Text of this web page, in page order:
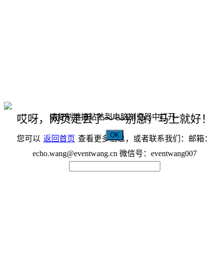
哎呀，网页走丢了～～别急，马上就好！
您可以 返回首页 查看更多信息，或者联系我们：邮箱：
echo.wang@eventwang.cn 微信号：eventwang007
请复制链接粘贴到电脑浏览器中打开~
OK